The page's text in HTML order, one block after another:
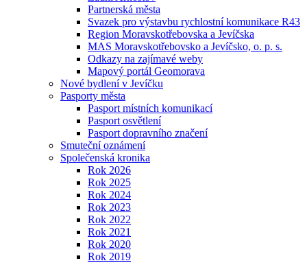
Partnerská města
Svazek pro výstavbu rychlostní komunikace R43
Region Moravskotřebovska a Jevíčska
MAS Moravskotřebovsko a Jevíčsko, o. p. s.
Odkazy na zajímavé weby
Mapový portál Geomorava
Nové bydlení v Jevíčku
Pasporty města
Pasport místních komunikací
Pasport osvětlení
Pasport dopravního značení
Smuteční oznámení
Společenská kronika
Rok 2026
Rok 2025
Rok 2024
Rok 2023
Rok 2022
Rok 2021
Rok 2020
Rok 2019